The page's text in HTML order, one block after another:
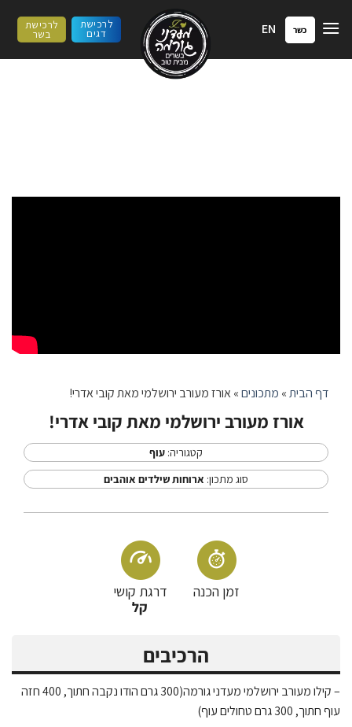
לתוכן
כשר EN לרכישת
דגים
לרכישת
בשר
דף הבית» מתכונים»אורז מעורב ירושלמי מאת קובי אדרי!
אורז מעורב ירושלמי מאת קובי אדרי!
קטגוריה: עוף
סוג מתכון: ארוחות שילדים אוהבים
זמן הכנה
דרגת קושי
קל
הרכיבים
– קילו מעורב ירושלמי מעדני גורמה(300 גרם הודו נקבה חתוך, 400 חזה
עוף חתוך, 300 גרם טחולים עוף)